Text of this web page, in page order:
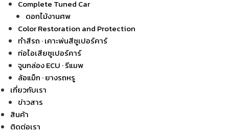
Complete Tuned Car
ดอกไม้งานศพ
Color Restoration and Protection
ทำสีรถ · เคาะพ่นสีซูเปอร์คาร์
ท่อไอเสียซูเปอร์คาร์
จูนกล่อง ECU · รีแมพ
ล้อแม็ก · ยางรถหรู
เกี่ยวกับเรา
ข่าวสาร
สินค้า
ติดต่อเรา